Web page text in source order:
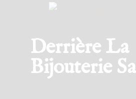
Derrière La
Bijouterie